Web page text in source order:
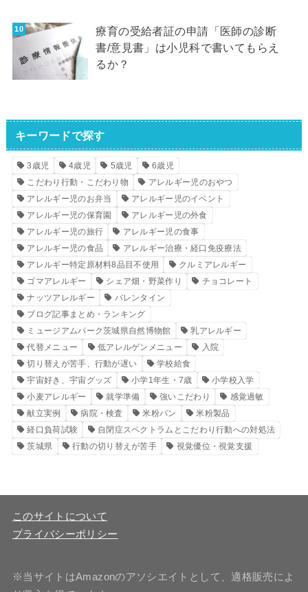
療育の受給者証の申請「医師の診断
書/意見書」は小児科で書いてもらえ
るか？
キーワードで探す
3歳児 4歳児 5歳児
6歳児
こだわり行動・こだわり物
アレルギー児のおやつ
アレルギー児のお弁当
アレルギー児のイベント
アレルギー児の保育園
アレルギー児の外食
アレルギー児の旅行
アレルギー児の食事
アレルギー児の食品
アレルギー治療・経口免疫療法
アレルギー特定原材料8品目不使用
クルミアレルギー
ゴマアレルギー
シェア畑・野菜作り
チョコレート
ナッツアレルギー
バレンタイン
ブログ記事まとめ・ランキング
ミュージアムパーク茨城県自然博物館
乳アレルギー
代替メニュー
低アレルゲンメニュー
入院
切り替えが苦手、行動が遅い
学校給食
宇宙好き、宇宙グッズ
小学1年生・7歳
小学校入学
小麦アレルギー
就学準備 強いこだわり
感覚過敏
献立実例
病院・検査 米粉パン
米粉製品
経口負荷試験
自閉症スペクトラムとこだわり行動への対処法
茨城県
行動の切り替えが苦手 視覚優位・視覚支援
このサイトについて
プライバシーポリシー
※当サイトはAmazonのアソシエイトとして、適格販売によ